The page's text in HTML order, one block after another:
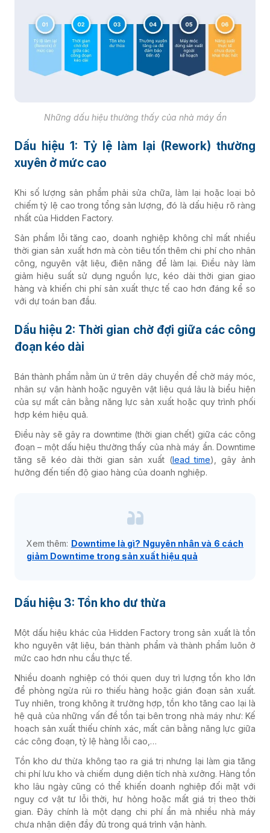
Những dấu hiệu thường thấy của nhà máy ẩn
Dấu hiệu 1: Tỷ lệ làm lại (Rework) thường
xuyên ở mức cao
Khi số lượng sản phẩm phải sửa chữa, làm lại hoặc loại bỏ
chiếm tỷ lệ cao trong tổng sản lượng, đó là dấu hiệu rõ ràng
nhất của Hidden Factory.
Sản phẩm lỗi tăng cao, doanh nghiệp không chỉ mất nhiều
thời gian sản xuất hơn mà còn tiêu tốn thêm chi phí cho nhân
công, nguyên vật liệu, điện năng để làm lại. Điều này làm
giảm hiệu suất sử dụng nguồn lực, kéo dài thời gian giao
hàng và khiến chi phí sản xuất thực tế cao hơn đáng kể so
với dự toán ban đầu.
Dấu hiệu 2: Thời gian chờ đợi giữa các công
đoạn kéo dài
Bán thành phẩm nằm ùn ứ trên dây chuyền để chờ máy móc,
nhân sự vận hành hoặc nguyên vật liệu quá lâu là biểu hiện
của sự mất cân bằng năng lực sản xuất hoặc quy trình phối
hợp kém hiệu quả.
Điều này sẽ gây ra downtime (thời gian chết) giữa các công
đoạn – một dấu hiệu thường thấy của nhà máy ẩn. Downtime
tăng sẽ kéo dài thời gian sản xuất (lead time), gây ảnh
hưởng đến tiến độ giao hàng của doanh nghiệp.
Xem thêm: Downtime là gì? Nguyên nhân và 6 cách
giảm Downtime trong sản xuất hiệu quả
Dấu hiệu 3: Tồn kho dư thừa
Một dấu hiệu khác của Hidden Factory trong sản xuất là tồn
kho nguyên vật liệu, bán thành phẩm và thành phẩm luôn ở
mức cao hơn nhu cầu thực tế.
Nhiều doanh nghiệp có thói quen duy trì lượng tồn kho lớn
để phòng ngừa rủi ro thiếu hàng hoặc gián đoạn sản xuất.
Tuy nhiên, trong không ít trường hợp, tồn kho tăng cao lại là
hệ quả của những vấn đề tồn tại bên trong nhà máy như: Kế
hoạch sản xuất thiếu chính xác, mất cân bằng năng lực giữa
các công đoạn, tỷ lệ hàng lỗi cao,…
Tồn kho dư thừa không tạo ra giá trị nhưng lại làm gia tăng
chi phí lưu kho và chiếm dụng diện tích nhà xưởng. Hàng tồn
kho lâu ngày cũng có thể khiến doanh nghiệp đối mặt với
nguy cơ vật tư lỗi thời, hư hỏng hoặc mất giá trị theo thời
gian. Đây chính là một dạng chi phí ẩn mà nhiều nhà máy
chưa nhận diện đầy đủ trong quá trình vận hành.